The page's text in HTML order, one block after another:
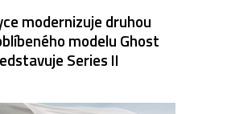
modernizuje druhou
modelu Ghost
Series II